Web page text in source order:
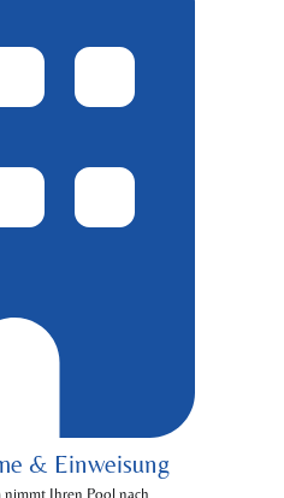
& Einweisung
nimmt Ihren Pool nach